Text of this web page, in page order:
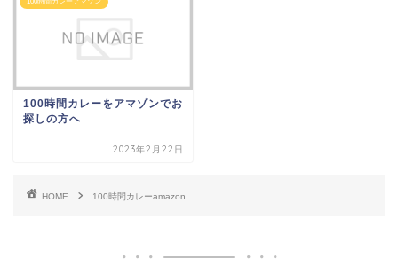
100時間カレーをアマゾンでお
探しの方へ
2023年2月22日
HOME 100時間カレーamazon